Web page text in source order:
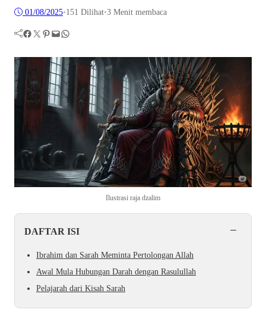
01/08/2025•151 Dilihat•3 Menit membaca
Facebook Twitter Pinterest Mail WhatsApp
Ilustrasi raja dzalim
DAFTAR ISI −
Ibrahim dan Sarah Meminta Pertolongan Allah
Awal Mula Hubungan Darah dengan Rasulullah
Pelajarah dari Kisah Sarah